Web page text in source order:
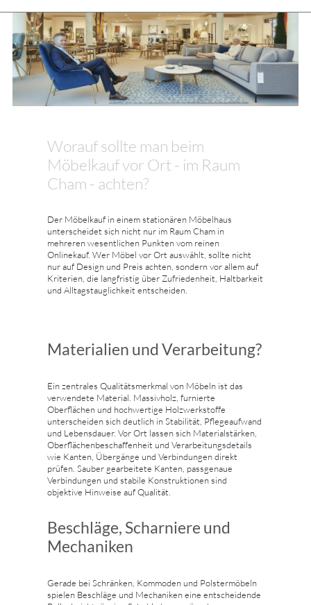
Worauf sollte man beim
Möbelkauf vor Ort - im Raum
Cham - achten?
Der Möbelkauf in einem stationären Möbelhaus
unterscheidet sich nicht nur im Raum Cham in
mehreren wesentlichen Punkten vom reinen
Onlinekauf. Wer Möbel vor Ort auswählt, sollte nicht
nur auf Design und Preis achten, sondern vor allem auf
Kriterien, die langfristig über Zufriedenheit, Haltbarkeit
und Alltagstauglichkeit entscheiden.
Materialien und Verarbeitung?
Ein zentrales Qualitätsmerkmal von Möbeln ist das
verwendete Material. Massivholz, furnierte
Oberflächen und hochwertige Holzwerkstoffe
unterscheiden sich deutlich in Stabilität, Pflegeaufwand
und Lebensdauer. Vor Ort lassen sich Materialstärken,
Oberflächenbeschaffenheit und Verarbeitungsdetails
wie Kanten, Übergänge und Verbindungen direkt
prüfen. Sauber gearbeitete Kanten, passgenaue
Verbindungen und stabile Konstruktionen sind
objektive Hinweise auf Qualität.
Beschläge, Scharniere und
Mechaniken
Gerade bei Schränken, Kommoden und Polstermöbeln
spielen Beschläge und Mechaniken eine entscheidende